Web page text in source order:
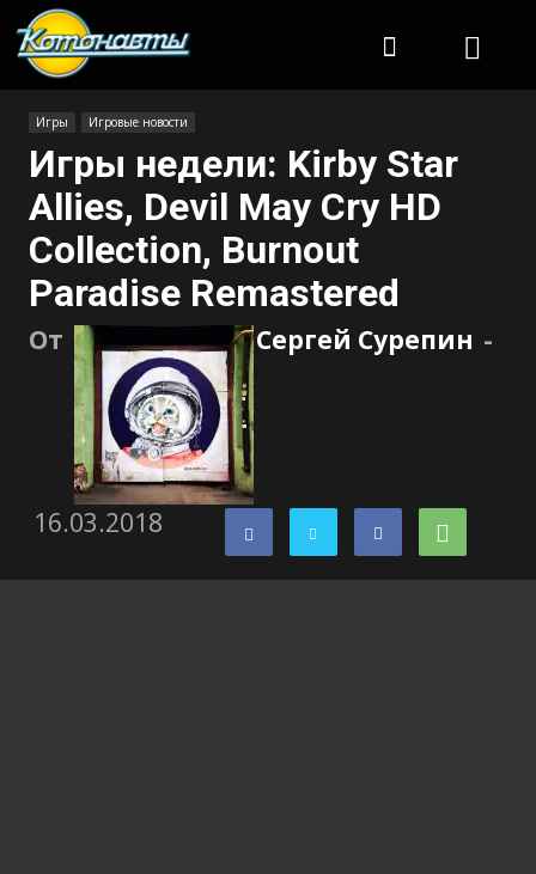
Игры Игровые новости
Игры недели: Kirby Star
Allies, Devil May Cry HD
Collection, Burnout
Paradise Remastered
От Сергей Сурепин -
16.03.2018